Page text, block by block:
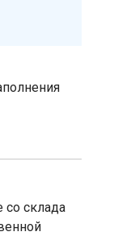
со склада